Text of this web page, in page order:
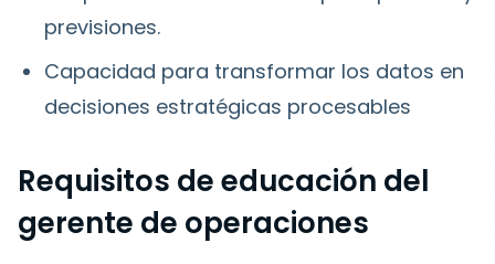
previsiones.
Capacidad para transformar los datos en
decisiones estratégicas procesables
Requisitos de educación del
gerente de operaciones